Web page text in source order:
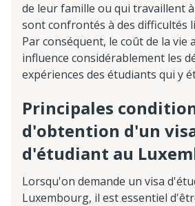
de leur famille ou qui travaillent
sont confrontés à des difficultés
Par conséquent, le coût de la vie
influence considérablement les
expériences des étudiants qui y
Principales
d'obtention d'un
d'étudiant au
Lorsqu'on demande un visa
Luxembourg, il est essentiel